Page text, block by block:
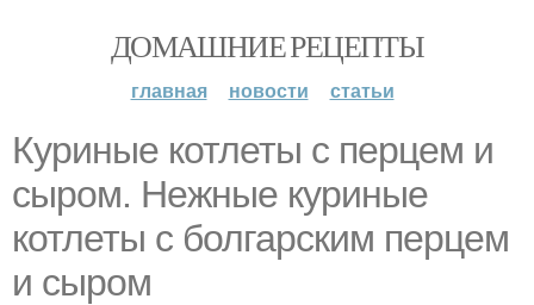
ДОМАШНИЕ РЕЦЕПТЫ
главная новости статьи
Куриные котлеты с перцем и
сыром. Нежные куриные
котлеты с болгарским перцем
и сыром